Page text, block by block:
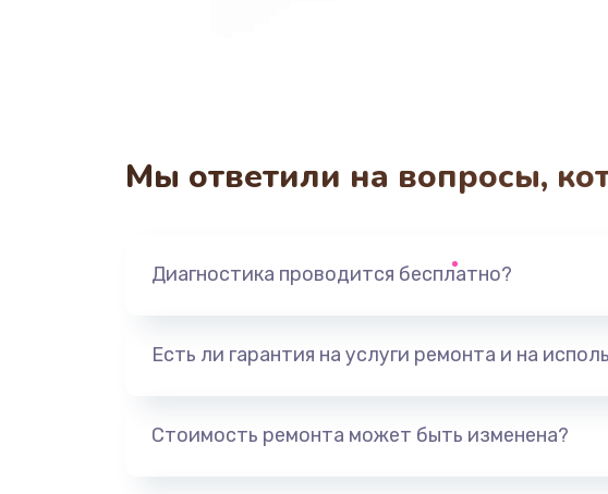
Мы ответили на вопросы,
Диагностика проводится бесплатно?
Есть ли гарантия на услуги ремонта и на
Стоимость ремонта может быть изменена?